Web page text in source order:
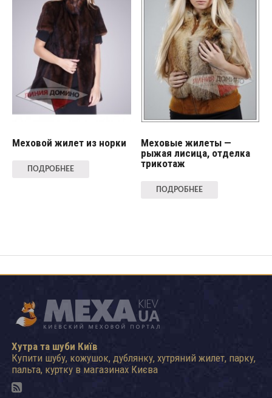
Меховой жилет из норки
ПОДРОБНЕЕ
Меховые жилеты —
рыжая лисица, отделка
трикотаж
ПОДРОБНЕЕ
Хутра та шуби Київ
Купити шубу, кожушок, дублянку, хутряний жилет, парку,
пальта, куртку в магазинах Києва